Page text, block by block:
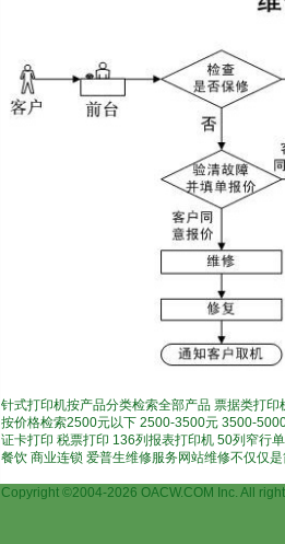
针式打印机按产品分类检索全部产品 票据类打
按价格检索2500元以下 2500-3500元 3500-
证卡打印 税票打印 136列报表打印机 50列窄行
餐饮 商业连锁 爱普生维修服务网站维修不仅仅
上海
Copyright ©2004-2026 OACW.COM Inc. All